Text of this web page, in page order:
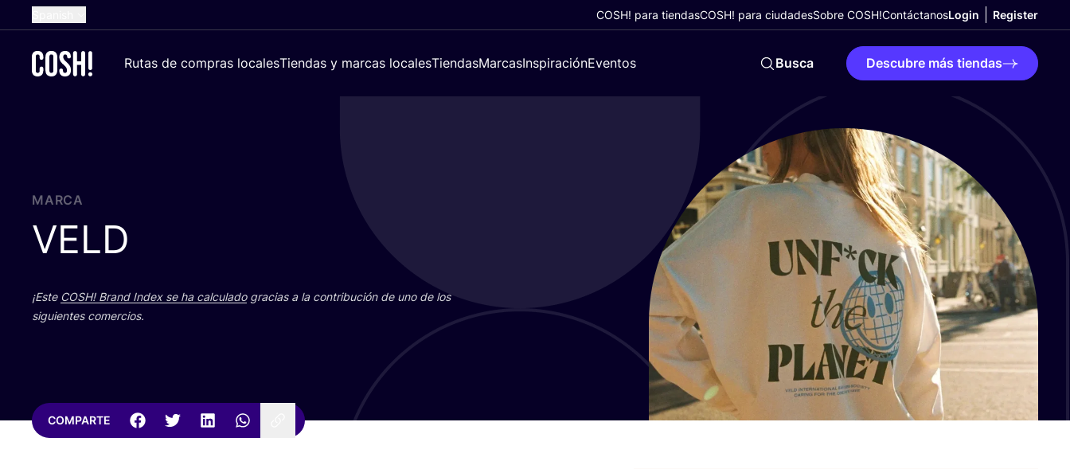
Dutch
COSH! para tiendasCOSH! para ciudadesSobre COSH!ContáctanosLogin Register
Rutas de compras localesTiendas y marcas localesTiendasMarcasInspiraciónEventos Busca Descubre más tiendas
MARCA
VELD
¡Este COSH! Brand Index se ha cal­cu­la­dogra­cias a la con­tri­bu­ción de uno de los
siguien­tes comercios.
COMPARTE